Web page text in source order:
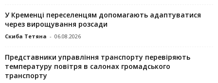
У Кременці переселенцям допомагають адаптуватися
через вирощування розсади
Скиба Тетяна - 06.08.2026
Представники управління транспорту перевіряють
температуру повітря в салонах громадського
транспорту